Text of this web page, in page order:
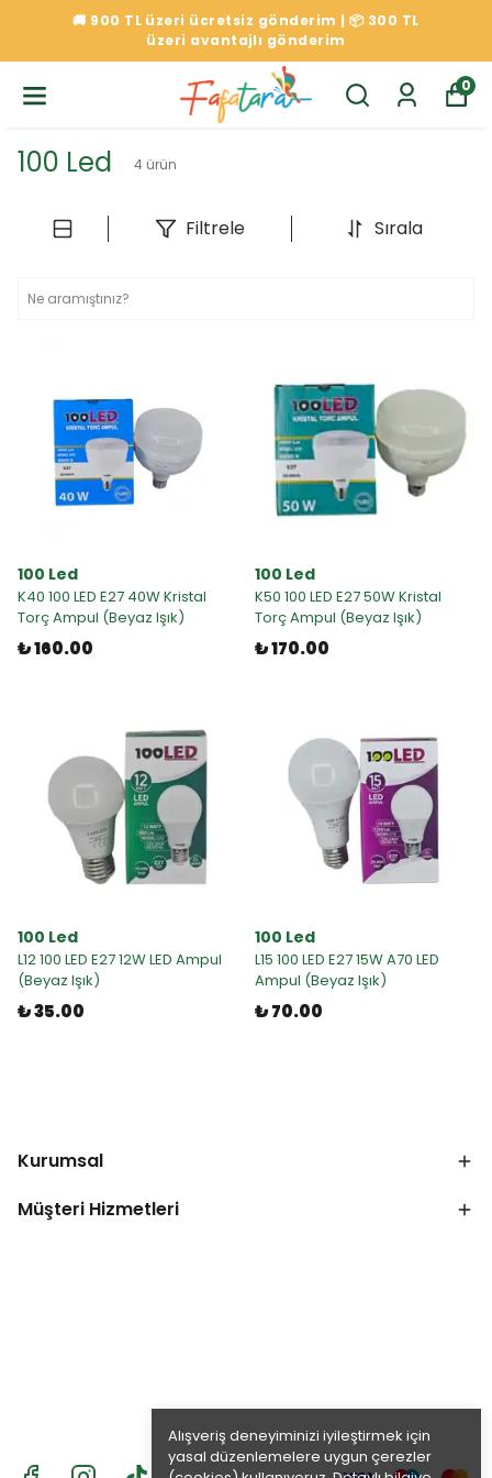
🚚 900 TL üzeri ücretsiz gönderim | 📦 300 TL
üzeri avantajlı gönderim
0
Alışveriş deneyiminizi iyileştirmek için
yasal düzenlemelere uygun çerezler
100 Led 4 ürün
Filtrele Sırala
100 Led
K40 100 LED E27 40W Kristal
Torç Ampul (Beyaz Işık)
₺ 160.00
100 Led
K50 100 LED E27 50W Kristal
Torç Ampul (Beyaz Işık)
₺ 170.00
100 Led
L12 100 LED E27 12W LED Ampul
(Beyaz Işık)
₺ 35.00
100 Led
L15 100 LED E27 15W A70 LED
Ampul (Beyaz Işık)
₺ 70.00
Kurumsal
Müşteri Hizmetleri